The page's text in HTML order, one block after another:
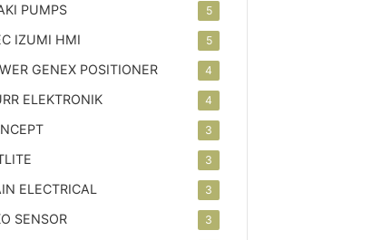
PUMPS 5
IZUMI HMI 5
GENEX POSITIONER 4
ELEKTRONIK 4
3
3
ELECTRICAL 3
SENSOR 3